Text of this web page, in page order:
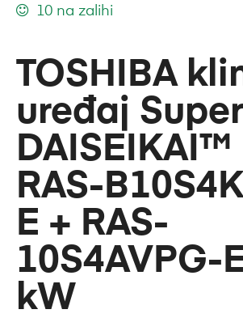
TOSHIBA
uređaj Super
DAISEIKAI™
RAS-
E + RAS-
10S4AVPG-
kW
10 na zalihi